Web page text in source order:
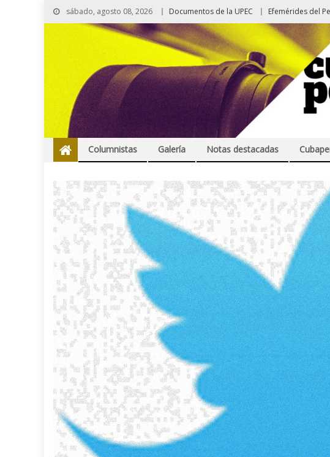
sábado, agosto 08, 2026 Documentos de la UPEC Efemérides del
Columnistas Galería Notas destacadas